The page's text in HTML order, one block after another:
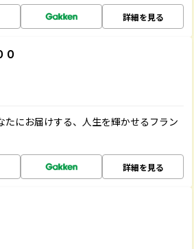
詳細を見る
０
にお届けする、人生を輝かせるフラン
詳細を見る